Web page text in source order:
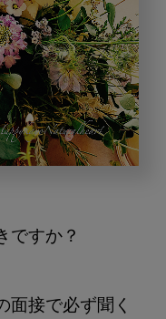
ですか？
面接で必ず聞く